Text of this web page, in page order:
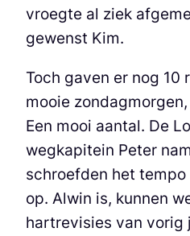
vroegte al ziek
gewenst Kim.
Toch gaven er nog 10
mooie
Een mooi aantal. De
wegkapitein Peter
schroefden het
op. Alwin is, kunnen
hartrevisies van vorig